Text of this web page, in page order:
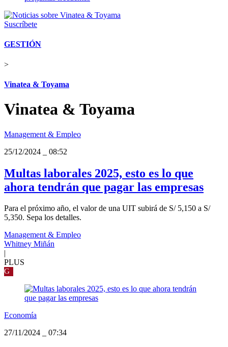
Suscríbete
GESTIÓN
>
Vinatea & Toyama
Vinatea & Toyama
Management & Empleo
25/12/2024
08:52
Multas laborales 2025, esto es lo que
ahora tendrán que pagar las empresas
Para el próximo año, el valor de una UIT subirá de S/ 5,150 a S/
5,350. Sepa los detalles.
Management & Empleo
Whitney Miñán
PLUS
G
Economía
27/11/2024
07:34